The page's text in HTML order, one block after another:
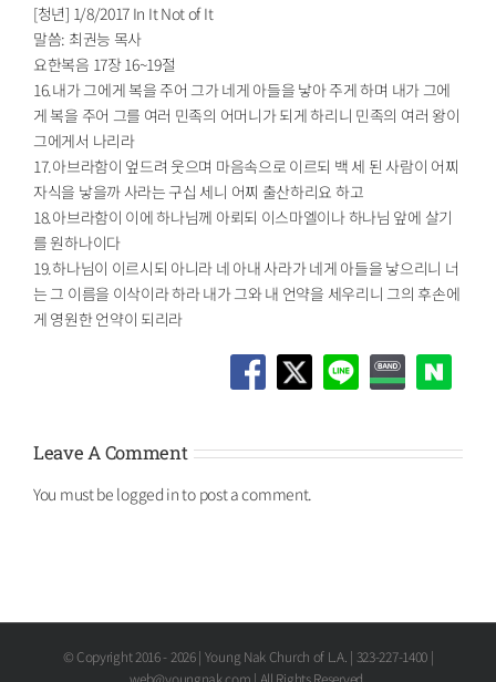
[청년] 1/8/2017 In It Not of It
말씀: 최권능 목사
요한복음 17장 16~19절
16.내가 그에게 복을 주어 그가 네게 아들을 낳아 주게 하며 내가 그에
게 복을 주어 그를 여러 민족의 어머니가 되게 하리니 민족의 여러 왕이
그에게서 나리라
17.아브라함이 엎드려 웃으며 마음속으로 이르되 백 세 된 사람이 어찌
자식을 낳을까 사라는 구십 세니 어찌 출산하리요 하고
18.아브라함이 이에 하나님께 아뢰되 이스마엘이나 하나님 앞에 살기
를 원하나이다
19.하나님이 이르시되 아니라 네 아내 사라가 네게 아들을 낳으리니 너
는 그 이름을 이삭이라 하라 내가 그와 내 언약을 세우리니 그의 후손에
게 영원한 언약이 되리라
Leave A Comment
You must be logged into post a comment.
© Copyright 2016 - 2026 | Young Nak Church of L.A. | 323-227-1400 |
web@youngnak.com | All Rights Reserved.